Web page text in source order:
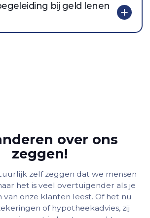
bij geld lenen
over ons
zeggen!
zelf zeggen dat we mensen
het is veel overtuigender als je
van onze klanten leest. Of het nu
of hypotheekadvies, zij